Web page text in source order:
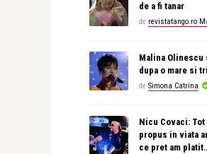
de a fi tanar
de revistatango.ro
Malina
dupa o mare si
de Simona Catrina
Nicu Covaci:
propus in viata
ce pret am